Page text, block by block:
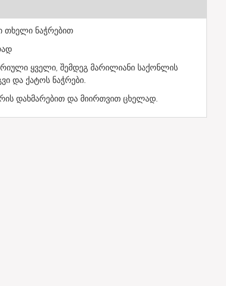
თხელი ნაჭრებით
ყველი, შემდეგ მარილიანი საქონლის
და ქატოს ნაჭრები.
დახმარებით და მიირთვით ცხელად.